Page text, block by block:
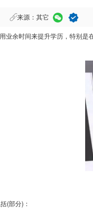
来源：其它
余时间来提升学历，特别是
(部分)：